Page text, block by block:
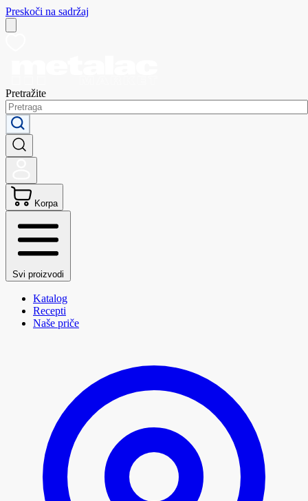
Preskoči na sadržaj
Pretražite
Korpa
Svi proizvodi
Katalog
Recepti
Naše priče